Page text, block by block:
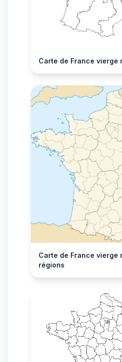
Carte de France vierge
Carte de France vierge
régions